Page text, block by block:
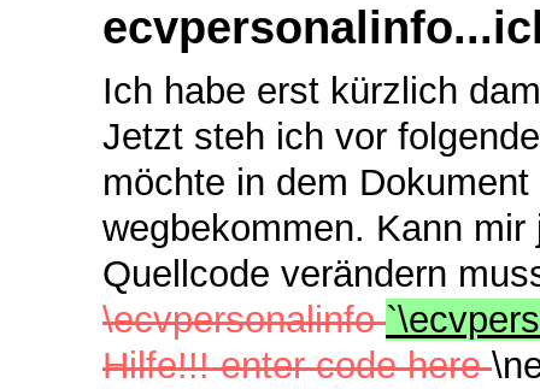
Ich habe erst kürzlich
Jetzt steh ich vor
möchte in dem
wegbekommen. Kann
Quellcode verändern
\ecvpersonalinfo
Hilfe!!! enter code here